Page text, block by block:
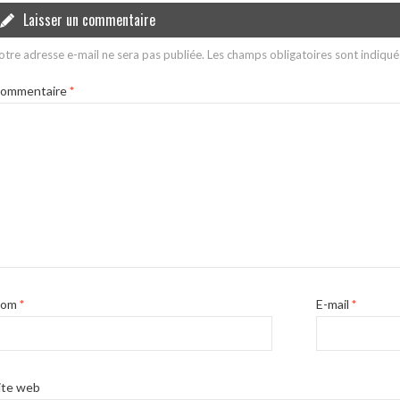
Laisser un commentaire
adresse e-mail ne sera pas publiée. Les champs obligatoires sont
*
* E-mail*
web